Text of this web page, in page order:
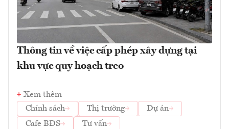
Thông tin về việc cấp phép xây dựng tại
khu vực quy hoạch treo
Xem thêm
Chính sách
Thị trường
Dự án
Cafe BĐS
Tư vấn